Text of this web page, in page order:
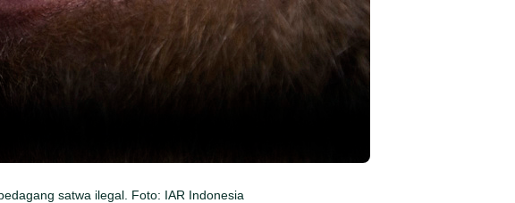
satwa ilegal. Foto: IAR Indonesia